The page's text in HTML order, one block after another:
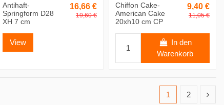
Antihaft-
Springform D28
XH 7 cm
16,66 €
19,60 €
View
Chiffon Cake-
American Cake
20xh10 cm CP
9,40 €
11,05 €
In den
Warenkorb
1 2